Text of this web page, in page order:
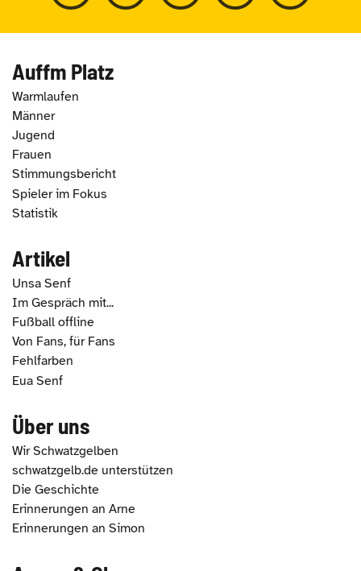
Auffm Platz
Warmlaufen
Männer
Jugend
Frauen
Stimmungsbericht
Spieler im Fokus
Statistik
Artikel
Unsa Senf
Im Gespräch mit...
Fußball offline
Von Fans, für Fans
Fehlfarben
Eua Senf
Über uns
Wir Schwatzgelben
schwatzgelb.de unterstützen
Die Geschichte
Erinnerungen an Arne
Erinnerungen an Simon